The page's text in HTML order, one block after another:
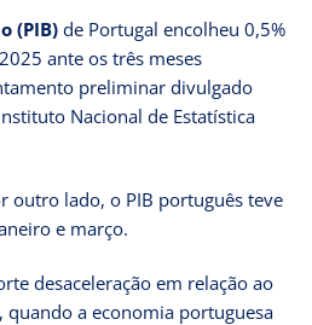
(PIB) de Portugal encolheu 0,5%
ante os três meses
preliminar divulgado
Nacional de Estatística
outro lado, o PIB português teve
e março.
desaceleração em relação ao
a economia portuguesa